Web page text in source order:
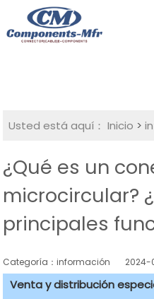
Usted está aquí： Inicio >
¿Qué es un
microcircular?
principales
Categoría：información 2024-
Venta y distribución